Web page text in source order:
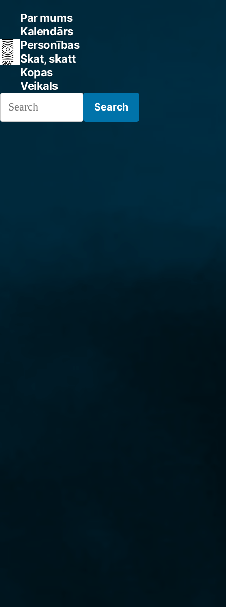
content
Par mums
Kalendārs
Personības
Skat, skatt
Kopas
Veikals